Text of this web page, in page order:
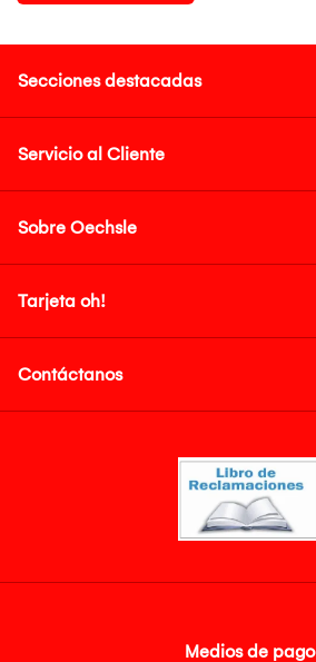
Secciones destacadas
Servicio al Cliente
Sobre Oechsle
Tarjeta oh!
Contáctanos
Medios de pago